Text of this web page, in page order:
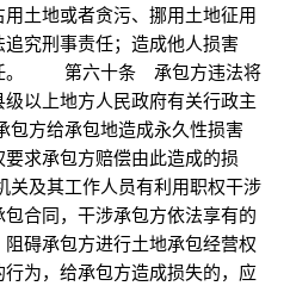
土地或者贪污、挪用土地征用
究刑事责任；造成他人损害
任。 第六十条 承包方违法将
以上地方人民政府有关行政主
方给承包地造成永久性损害
求承包方赔偿由此造成的损
其工作人员有利用职权干涉
合同，干涉承包方依法享有的
碍承包方进行土地承包经营权
为，给承包方造成损失的，应